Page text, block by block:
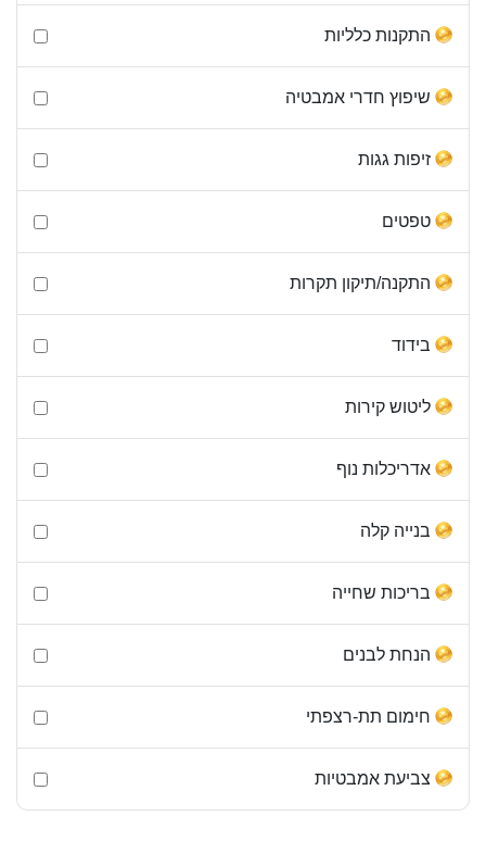
התקנות כלליות
שיפוץ חדרי אמבטיה
זיפות גגות
טפטים
התקנה/תיקון תקרות
בידוד
ליטוש קירות
אדריכלות נוף
בנייה קלה
בריכות שחייה
הנחת לבנים
חימום תת-רצפתי
צביעת אמבטיות